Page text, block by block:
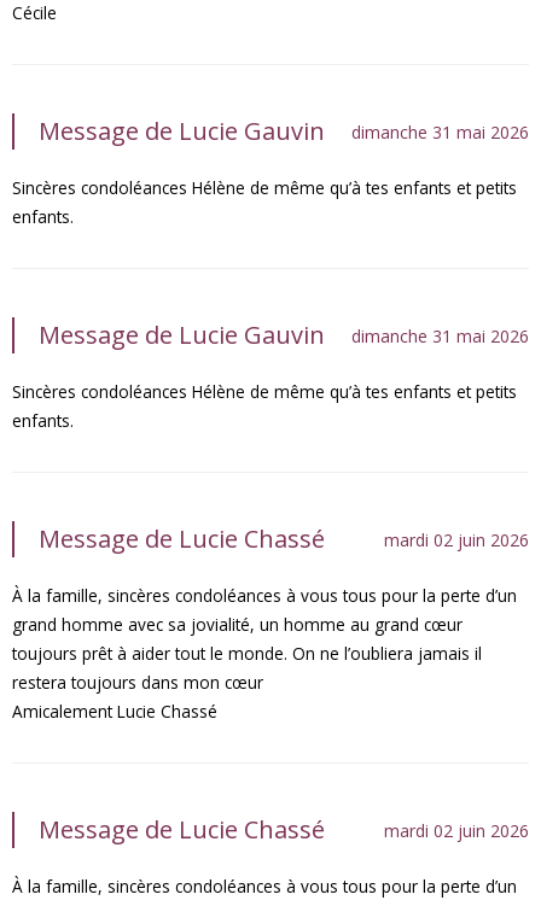
Cécile
Message de Lucie Gauvin dimanche 31 mai 2026
Sincères condoléances Hélène de même qu’à tes enfants et petits
enfants.
Message de Lucie Gauvin dimanche 31 mai 2026
Sincères condoléances Hélène de même qu’à tes enfants et petits
enfants.
Message de Lucie Chassé mardi 02 juin 2026
À la famille, sincères condoléances à vous tous pour la perte d’un
grand homme avec sa jovialité, un homme au grand cœur
toujours prêt à aider tout le monde. On ne l’oubliera jamais il
restera toujours dans mon cœur
Amicalement Lucie Chassé
Message de Lucie Chassé mardi 02 juin 2026
À la famille, sincères condoléances à vous tous pour la perte d’un